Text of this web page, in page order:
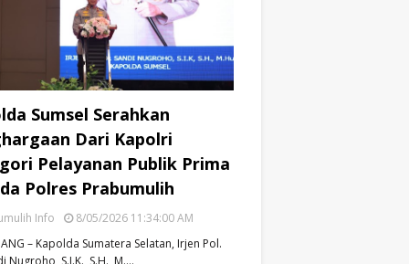
Sumsel Serahkan
Dari Kapolri
Pelayanan Publik Prima
Polres Prabumulih
Info
8/05/2026 11:34:00 AM
– Kapolda Sumatera Selatan, Irjen Pol.
Nugroho, S.I.K., S.H., M.…